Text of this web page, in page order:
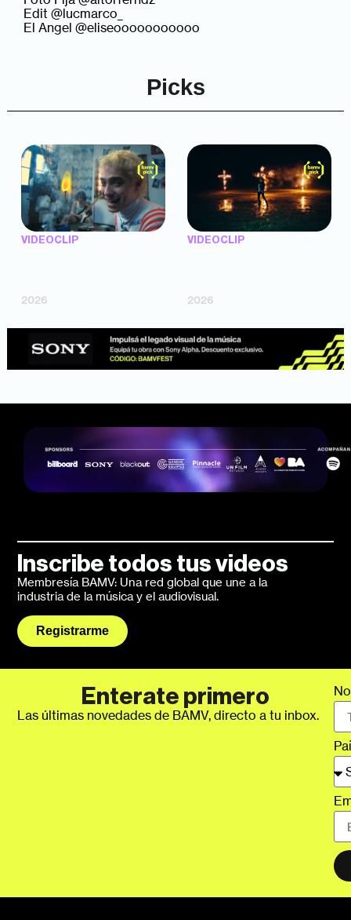
Edit @lucmarco_
El Angel @eliseooooooooooo
Picks
VIDEOCLIP
2026
VIDEOCLIP
2026
Inscribe todos tus videos
Membresía BAMV: Una red global que une a la
industria de la música y el audiovisual.
Registrarme
Enterate primero
Las últimas novedades de BAMV, directo a tu inbox.